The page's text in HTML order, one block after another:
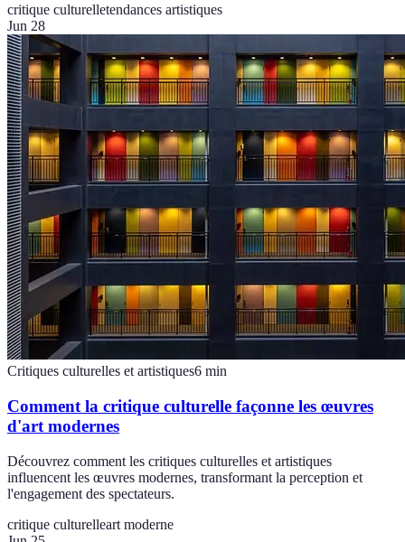
critique culturelletendances artistiques
Jun 28
Critiques culturelles et artistiques6 min
Comment la critique culturelle façonne les œuvres
d'art modernes
Découvrez comment les critiques culturelles et artistiques
influencent les œuvres modernes, transformant la perception et
l'engagement des spectateurs.
critique culturelleart moderne